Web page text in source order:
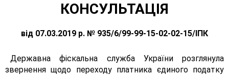
КОНСУЛЬТАЦІЯ
від 07.03.2019 р. № 935/6/99-99-15-02-02-15/ІПК
Державна фіскальна служба України розглянула
звернення щодо переходу платника єдиного податку